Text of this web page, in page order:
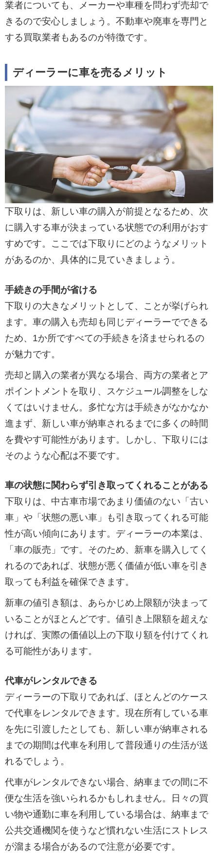
業者についても、メーカーや車種を問わず売却で
きるので安心しましょう。不動車や廃車を専門と
する買取業者もあるのが特徴です。
ディーラーに車を売るメリット
下取りは、新しい車の購入が前提となるため、次
に購入する車が決まっている状態での利用がおす
すめです。ここでは下取りにどのようなメリット
があるのか、具体的に見ていきましょう。
手続きの手間が省ける
下取りの大きなメリットとして、ことが挙げられ
ます。車の購入も売却も同じディーラーでできる
ため、1か所ですべての手続きを済ませられるの
が魅力です。
売却と購入の業者が異なる場合、両方の業者とア
ポイントメントを取り、スケジュール調整をしな
くてはいけません。多忙な方は手続きがなかなか
進まず、新しい車が納車されるまでに多くの時間
を費やす可能性があります。しかし、下取りには
そのような心配は不要です。
車の状態に関わらず引き取ってくれることがある
下取りは、中古車市場であまり価値のない「古い
車」や「状態の悪い車」も引き取ってくれる可能
性が高い傾向にあります。ディーラーの本業は、
「車の販売」です。そのため、新車を購入してく
れるのであれば、状態が悪く価値が低い車を引き
取っても利益を確保できます。
新車の値引き額は、あらかじめ上限額が決まって
いることがほとんどです。値引き上限額を超えな
ければ、実際の価値以上の下取り額を付けてくれ
る可能性があります。
代車がレンタルできる
ディーラーの下取りであれば、ほとんどのケース
で代車をレンタルできます。現在所有している車
を先に引渡したとしても、新しい車が納車される
までの期間は代車を利用して普段通りの生活が送
れるでしょう。
代車がレンタルできない場合、納車までの間に不
便な生活を強いられるかもしれません。日々の買
い物や通勤に車を利用している場合は、納車まで
公共交通機関を使うなど慣れない生活にストレス
が溜まる場合があるので注意が必要です。